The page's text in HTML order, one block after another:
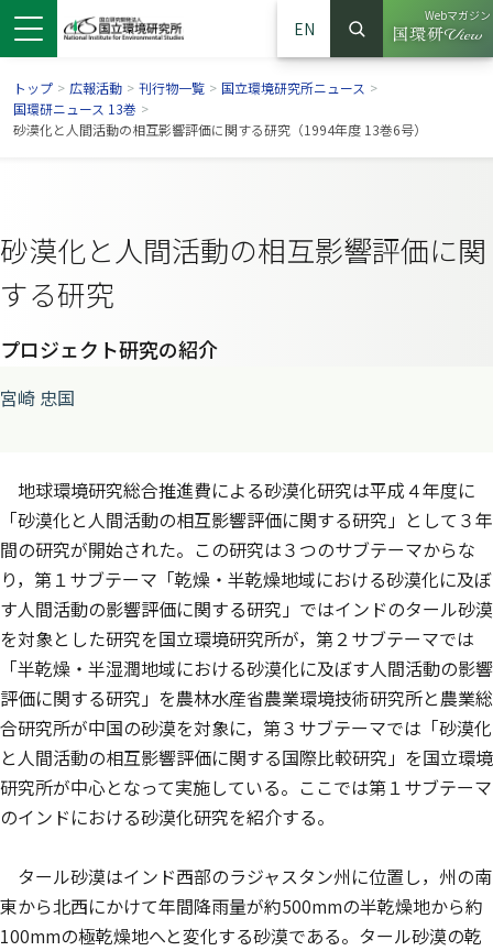
ウで開きます）
ンドウで開きます）
ウインドウで開きます）
EN
サイト内検索
検索
Webマガジン
（別ウイ
トップ > 広報活動 > 刊行物一覧 > 国立環境研究所ニュース >
国環研ニュース 13巻 >
砂漠化と人間活動の相互影響評価に関する研究（1994年度 13巻6号）
砂漠化と人間活動の相互影響評価に関
する研究
プロジェクト研究の紹介
宮崎 忠国
地球環境研究総合推進費による砂漠化研究は平成４年度に
「砂漠化と人間活動の相互影響評価に関する研究」として３年
間の研究が開始された。この研究は３つのサブテーマからな
り，第１サブテーマ「乾燥・半乾燥地域における砂漠化に及ぼ
す人間活動の影響評価に関する研究」ではインドのタール砂漠
を対象とした研究を国立環境研究所が，第２サブテーマでは
「半乾燥・半湿潤地域における砂漠化に及ぼす人間活動の影響
評価に関する研究」を農林水産省農業環境技術研究所と農業総
合研究所が中国の砂漠を対象に，第３サブテーマでは「砂漠化
と人間活動の相互影響評価に関する国際比較研究」を国立環境
研究所が中心となって実施している。ここでは第１サブテーマ
のインドにおける砂漠化研究を紹介する。
タール砂漠はインド西部のラジャスタン州に位置し，州の南
東から北西にかけて年間降雨量が約500mmの半乾燥地から約
100mmの極乾燥地へと変化する砂漠である。タール砂漠の乾